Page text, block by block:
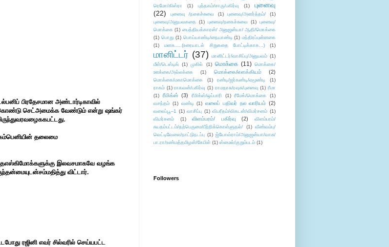
பிரதேசமான அண்டார்டிகாவில்
கொண்டு செட்அமைக்க வேண்டும் என்று ஷங்கர்
தலைமை
இலவசமாகவே வழங்க
விட்டார்.
ரஜினி எவர் சில்வரில் செய்யபட்ட
ரெமோ/கிஸ்ரா
(1) புத்தகம்/சாரு/பகிர்வு (1)
புனைவு
(22)
புனைவு /நகைச்சுவை (1) புனைவு/அனர்த்தம்/
(1)
புனைவு/அனுபவகதை (1) புனைவு/நகைச்சுவை (1) புனைவு/
மொக்கை (1) பைத்தியக்காரன்/ அனுஜன்யா/ ஆதி/மொக்கை
(1) பொது (1) பொய்யாண்டி/நையாண்டி (1) மந்திரப்புன்னகை
(1)
மனசு.....(உரையாடல் சிறுகதை போட்டிக்காக...) (1)
மானிட்டர் (37) மானிட்டர்/வாசிப்பு/அனுபவம் (1)
மீள்/டெஸ்டிங் (1) முகில் (1) மொக்கை (11) மொக்கை/
ஊக்கை/அல்லக்கை
(1) மொக்கை/எளக்கியம் (2)
மொக்கை/மகாமொக்கை (1) ரண்டி/ஜர்கண்டி/ஏமூண்டி
(1)
ராகம் (1) ராகவன்/பகிர்வு (1) ராமதாசு/ரவுசு/புனைவு (1) ரீமா
(1)
ரீமிக்ஸ் (3) ரீமிக்ஸ்/ஒப்பாரி (1) ரீமேக்/மொக்கை
(1)
வசந்தம் (1) வண்டி (1) வலைப் பதிவர் நல வாரியம் (2)
வலைப்பூ--1 (1) வாசிப்பு (1) விபரீதம்/விகடன்/விமர்சனம் (1)
விமர்சனம்
(1) விளம்பரம்/ பகிர்வு (2)
விளம்பரம்/
சுயதம்பட்டம்/தற்பெருமை/பீற்றிக்கொள்ளுதல்/
(1) வீண்வம்பு/
வெட்டிவேலை/நாட்டுநடப்பு (1) ஜ்யோவ்ராம்/அனுஜன்யா/வாசு/
பா.ரா/உண்மத்தமிழன்/கேபிள் (1) ஸ்மைல்/குறும்படம் (1)
Followers